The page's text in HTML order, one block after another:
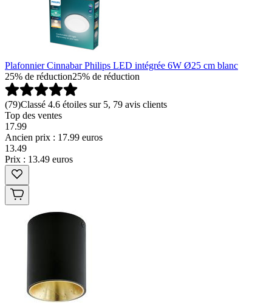
Plafonnier Cinnabar Philips LED intégrée 6W Ø25 cm blanc
25% de réduction25% de réduction
(79)Classé 4.6 étoiles sur 5, 79 avis clients
Top des ventes
17.99
Ancien prix : 17.99 euros
13.49
Prix : 13.49 euros